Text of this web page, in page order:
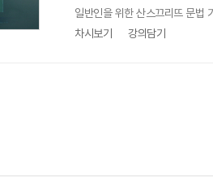
일반인을 위한 산스끄리뜨 문법
차시보기
강의담기